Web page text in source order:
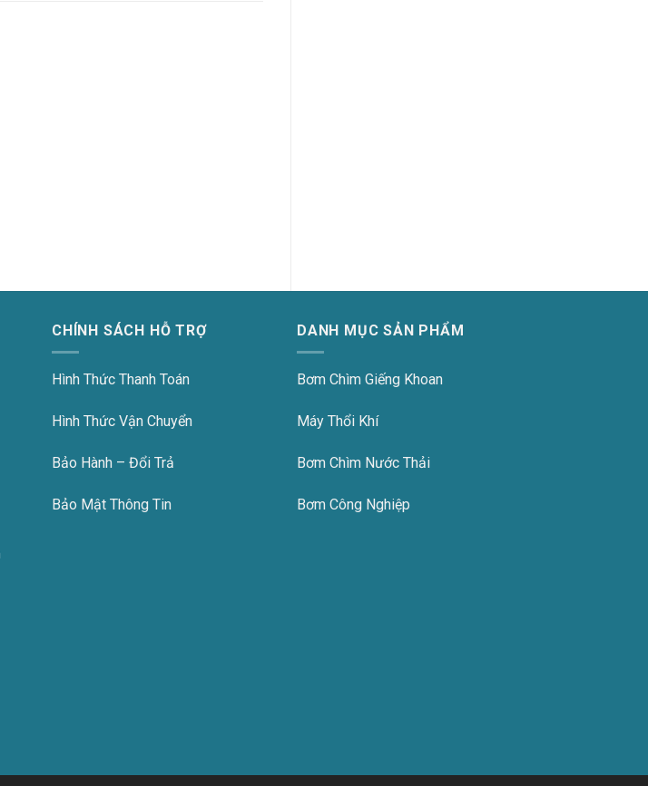
CHÍNH SÁCH HỖ TRỢ
Hình Thức Thanh Toán
Hình Thức Vận Chuyển
Bảo Hành – Đổi Trả
Bảo Mật Thông Tin
DANH MỤC SẢN PHẨM
Bơm Chìm Giếng Khoan
Máy Thổi Khí
Bơm Chìm Nước Thải
Bơm Công Nghiệp